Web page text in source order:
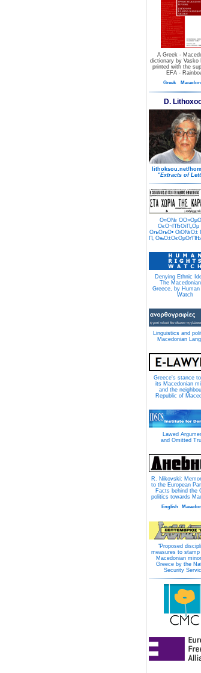
A Greek -
dictionary by Vasko
printed with the
EFA -
Greek
D.
lithoksou.net/
"Extracts of
О¤О№
ОєО¬ПЂОїП„Оµ
ОљОљО• ОіО№О±
П‚
Denying Ethnic
The
Greece, by Human
Watch
Linguistics and
Macedonian
Greece's stance
its Macedonian
and the
Republic of
Lawed
and Omitted
R. Nikovski:
to the European
Facts behind the
politics towards
English
"Proposed
measures to stamp
Macedonian
Greece by the
Security